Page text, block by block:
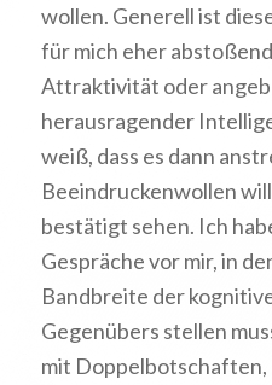
wollen. Generell ist
für mich eher
Attraktivität oder
herausragender
weiß, dass es dann
Beeindruckenwollen
bestätigt sehen. Ich
Gespräche vor mir, in
Bandbreite der
Gegenübers stellen
mit